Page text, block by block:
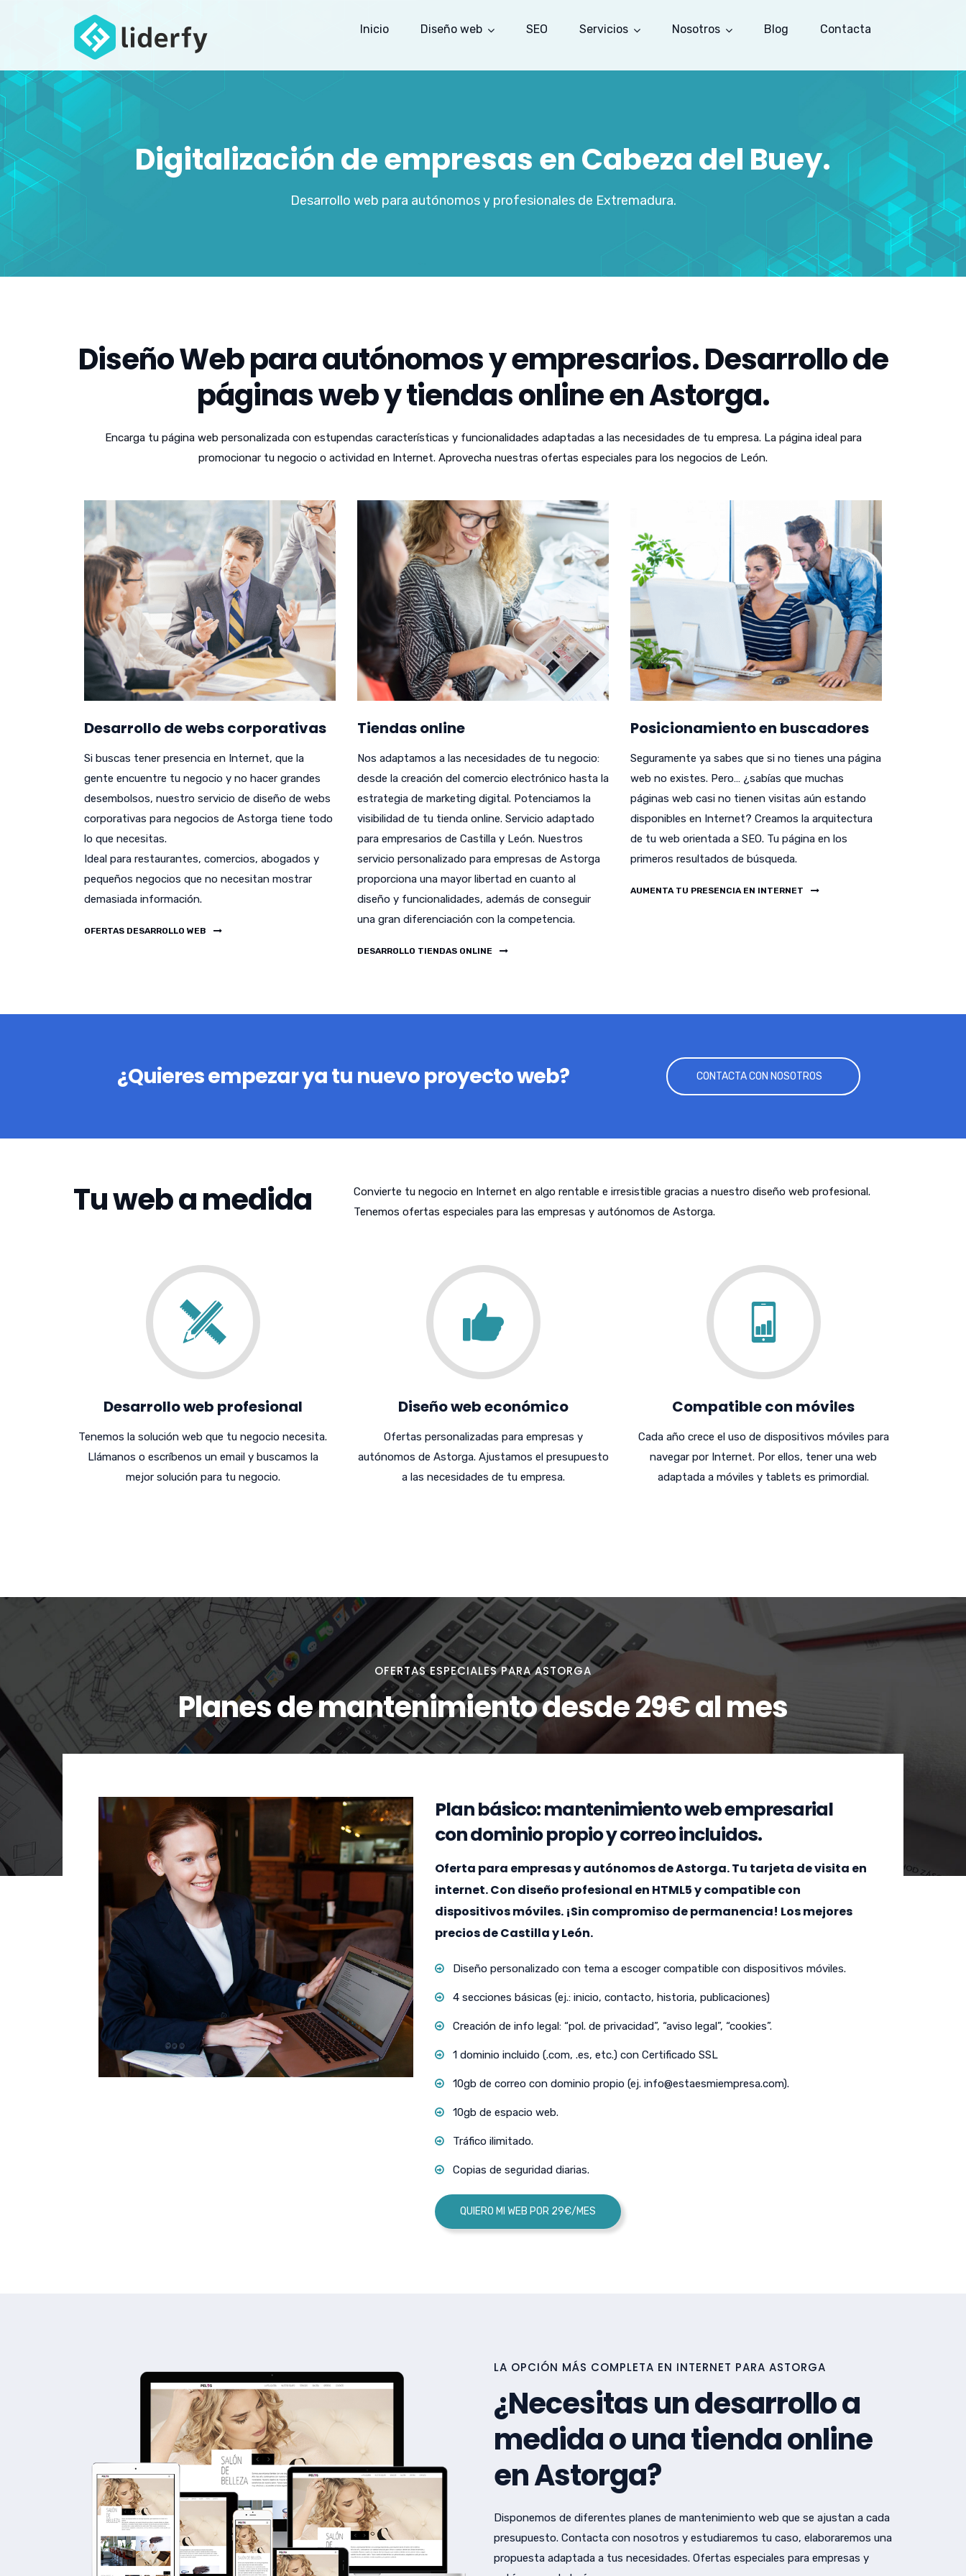
Inicio Diseño web SEO Servicios Nosotros Blog Contacta
Digitalización de empresas en Cabeza del Buey.
Desarrollo web para autónomos y profesionales de Extremadura.
Diseño Web para autónomos y empresarios. Desarrollo de
páginas web y tiendas online en Astorga.
Encarga tu página web personalizada con estupendas características y funcionalidades adaptadas a las necesidades de tu empresa. La página ideal para
promocionar tu negocio o actividad en Internet. Aprovecha nuestras ofertas especiales para los negocios de León.
Desarrollo de webs corporativas
Si buscas tener presencia en Internet, que la
gente encuentre tu negocio y no hacer grandes
desembolsos, nuestro servicio de diseño de webs
corporativas para negocios de Astorga tiene todo
lo que necesitas.
Ideal para restaurantes, comercios, abogados y
pequeños negocios que no necesitan mostrar
demasiada información.
OFERTAS DESARROLLO WEB
Tiendas online
Nos adaptamos a las necesidades de tu negocio:
desde la creación del comercio electrónico hasta la
estrategia de marketing digital. Potenciamos la
visibilidad de tu tienda online. Servicio adaptado
para empresarios de Castilla y León. Nuestros
servicio personalizado para empresas de Astorga
proporciona una mayor libertad en cuanto al
diseño y funcionalidades, además de conseguir
una gran diferenciación con la competencia.
DESARROLLO TIENDAS ONLINE
Posicionamiento en buscadores
Seguramente ya sabes que si no tienes una página
web no existes. Pero… ¿sabías que muchas
páginas web casi no tienen visitas aún estando
disponibles en Internet? Creamos la arquitectura
de tu web orientada a SEO. Tu página en los
primeros resultados de búsqueda.
AUMENTA TU PRESENCIA EN INTERNET
¿Quieres empezar ya tu nuevo proyecto web? CONTACTA CON NOSOTROS
Tu web a medida
Convierte tu negocio en Internet en algo rentable e irresistible gracias a nuestro diseño web profesional.
Tenemos ofertas especiales para las empresas y autónomos de Astorga.
Desarrollo web profesional
Tenemos la solución web que tu negocio necesita.
Llámanos o escríbenos un email y buscamos la
mejor solución para tu negocio.
Diseño web económico
Ofertas personalizadas para empresas y
autónomos de Astorga. Ajustamos el presupuesto
a las necesidades de tu empresa.
Compatible con móviles
Cada año crece el uso de dispositivos móviles para
navegar por Internet. Por ellos, tener una web
adaptada a móviles y tablets es primordial.
OFERTAS ESPECIALES PARA ASTORGA
Planes de mantenimiento desde 29€ al mes
Plan básico: mantenimiento web empresarial
con dominio propio y correo incluidos.
Oferta para empresas y autónomos de Astorga. Tu tarjeta de visita en
internet. Con diseño profesional en HTML5 y compatible con
dispositivos móviles. ¡Sin compromiso de permanencia! Los mejores
precios de Castilla y León.
Diseño personalizado con tema a escoger compatible con dispositivos móviles.
4 secciones básicas (ej.: inicio, contacto, historia, publicaciones)
Creación de info legal: “pol. de privacidad”, “aviso legal”, “cookies”.
1 dominio incluido (.com, .es, etc.) con Certificado SSL
10gb de correo con dominio propio (ej. info@estaesmiempresa.com).
10gb de espacio web.
Tráfico ilimitado.
Copias de seguridad diarias.
QUIERO MI WEB POR 29€/MES
LA OPCIÓN MÁS COMPLETA EN INTERNET PARA ASTORGA
¿Necesitas un desarrollo a
medida o una tienda online
en Astorga?
Disponemos de diferentes planes de mantenimiento web que se ajustan a cada
presupuesto. Contacta con nosotros y estudiaremos tu caso, elaboraremos una
propuesta adaptada a tus necesidades. Ofertas especiales para empresas y